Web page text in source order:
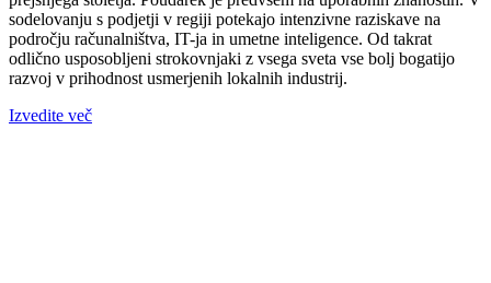
sodelovanju s podjetji v regiji potekajo intenzivne raziskave na
področju računalništva, IT-ja in umetne inteligence. Od takrat
odlično usposobljeni strokovnjaki z vsega sveta vse bolj bogatijo
razvoj v prihodnost usmerjenih lokalnih industrij.
Izvedite več